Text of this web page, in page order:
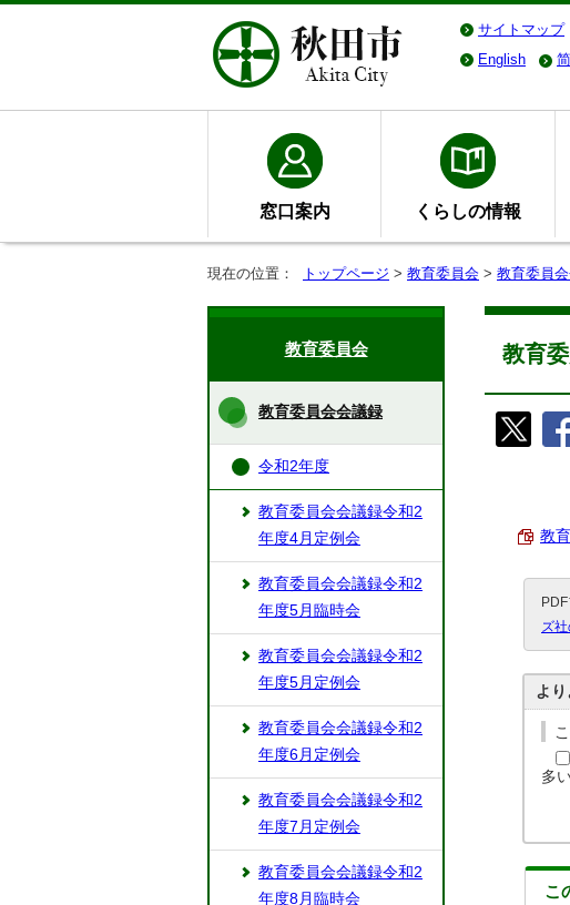
サイトマップ
English
窓口案内 くらしの情報
現在の位置： トップページ > 教育委員会 > 教育委員
教育
教
ズ
よ
多
こ
教育委員会
教育委員会会議録
令和2年度
教育委員会会議録令和2
年度4月定例会
教育委員会会議録令和2
年度5月臨時会
教育委員会会議録令和2
年度5月定例会
教育委員会会議録令和2
年度6月定例会
教育委員会会議録令和2
年度7月定例会
教育委員会会議録令和2
年度8月臨時会